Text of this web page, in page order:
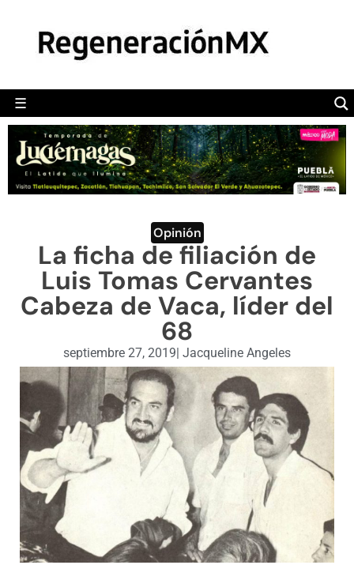
☰
POLÍTICA
CAMALEÓN
OPINIÓN
DEPORTES
ENGLISH SECTION
VIDEOS
Opinión
La ficha de filiación de
Luis Tomas Cervantes
Cabeza de Vaca, líder del
68
septiembre 27, 2019| Jacqueline Angeles